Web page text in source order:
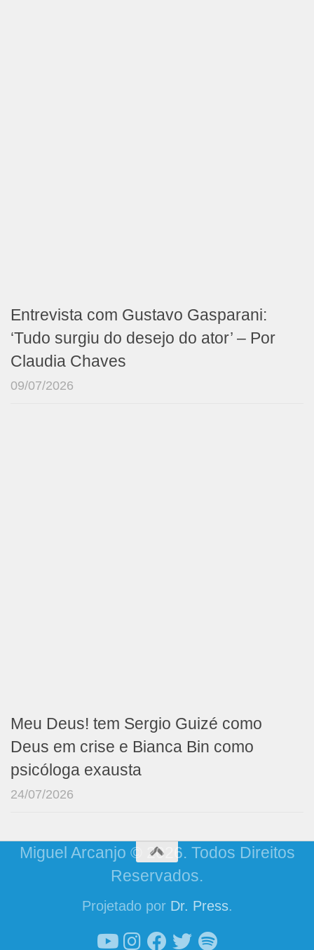
Entrevista com Gustavo Gasparani:
‘Tudo surgiu do desejo do ator’ – Por
Claudia Chaves
09/07/2026
Meu Deus! tem Sergio Guizé como
Deus em crise e Bianca Bin como
psicóloga exausta
24/07/2026
Miguel Arcanjo © 2026. Todos Direitos
Reservados.
Projetado por Dr. Press.